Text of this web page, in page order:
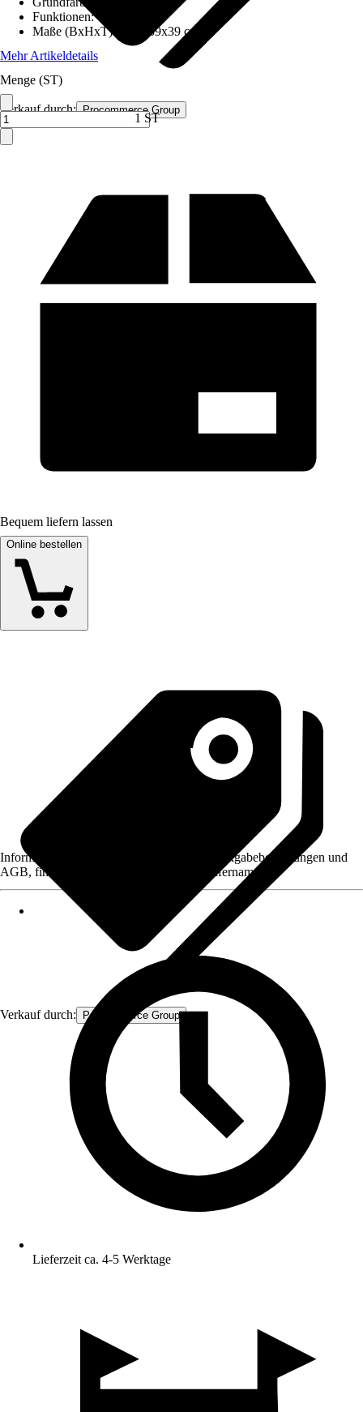
Verkauf durch: Procommerce Group
Funktionen:-
Maße (BxHxT)
45,5x39x39 cm
Mehr Artikeldetails
Menge (ST)
1 ST
Bequem liefern lassen
Online bestellen
Verkauf durch: Procommerce Group
Informationen des Verkäufers, wie z. B. Rückgabebedingungen und
AGB, finden Sie bei Klick auf den Verkäufernamen.
Lieferzeit ca. 4-5 Werktage